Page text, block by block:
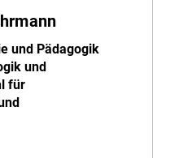
und Pädagogik
und
für